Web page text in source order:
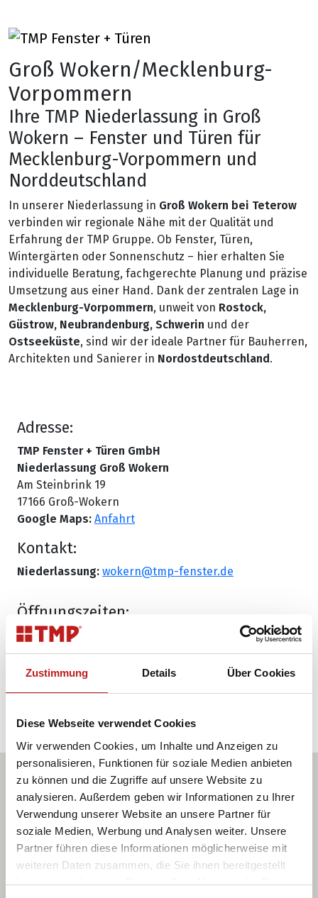
Zustimmung Details Über Cookies
Diese Webseite verwendet Cookies
Wir verwenden Cookies, um Inhalte und Anzeigen zu
personalisieren, Funktionen für soziale Medien anbieten
zu können und die Zugriffe auf unsere Website zu
analysieren. Außerdem geben wir Informationen zu Ihrer
Verwendung unserer Website an unsere Partner für
soziale Medien, Werbung und Analysen weiter. Unsere
Partner führen diese Informationen möglicherweise mit
weiteren Daten zusammen, die Sie ihnen bereitgestellt
haben oder die sie im Rahmen Ihrer Nutzung der Dienste
Groß Wokern/Mecklenburg-
Vorpommern
Ihre TMP Niederlassung in Groß
Wokern – Fenster und Türen für
Mecklenburg-Vorpommern und
Norddeutschland
In unserer Niederlassung in Groß Wokern bei Teterow
verbinden wir regionale Nähe mit der Qualität und
Erfahrung der TMP Gruppe. Ob Fenster, Türen,
Wintergärten oder Sonnenschutz – hier erhalten Sie
individuelle Beratung, fachgerechte Planung und präzise
Umsetzung aus einer Hand. Dank der zentralen Lage in
Mecklenburg-Vorpommern, unweit von Rostock,
Güstrow, Neubrandenburg, Schwerin und der
Ostseeküste, sind wir der ideale Partner für Bauherren,
Architekten und Sanierer in Nordostdeutschland.
Adresse:
TMP Fenster + Türen GmbH
Niederlassung Groß Wokern
Am Steinbrink 19
17166 Groß-Wokern
Google Maps: Anfahrt
Kontakt:
Niederlassung: wokern@tmp-fenster.de
Öffnungszeiten:
Montag - Donnerstag 7 - 16:00 Uhr
Freitag 7 - 13:00 Uhr